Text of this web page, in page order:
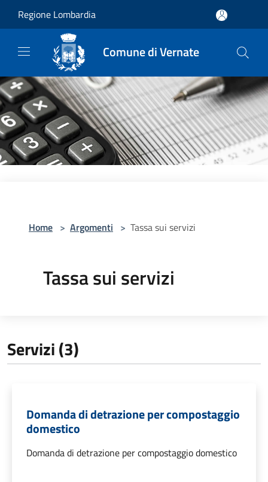
Regione Lombardia
Comune di Vernate
Home > Argomenti > Tassa sui servizi
Tassa sui servizi
Servizi (3)
Domanda di detrazione per compostaggio
domestico
Domanda di detrazione per compostaggio domestico